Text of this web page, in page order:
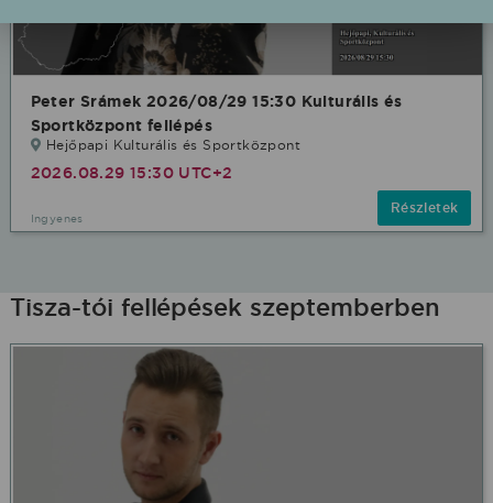
Peter Srámek 2026/08/29 15:30 Kulturális és
Sportközpont fellépés
Hejőpapi Kulturális és Sportközpont
2026.08.29 15:30 UTC+2
Ingyenes
Részletek
Tisza-tói fellépések szeptemberben